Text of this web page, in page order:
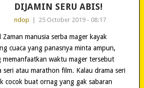
DIJAMIN SERU ABIS!
ndop 25 October 2019 - 08:17
manusia serba mager kayak
cuaca yang panasnya minta ampun,
memanfaatkan waktu mager tersebut
atau marathon film. Kalau drama seri
cocok buat ornag yang gak sabaran